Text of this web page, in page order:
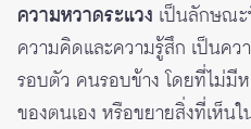
ความหวาดระแวง เป็นลักษณ
ความคิดและความรู้สึก เป็นคว
รอบตัว คนรอบข้าง โดยที่ไม่มี
ของตนเอง หรือขยายสิ่งที่เห็น